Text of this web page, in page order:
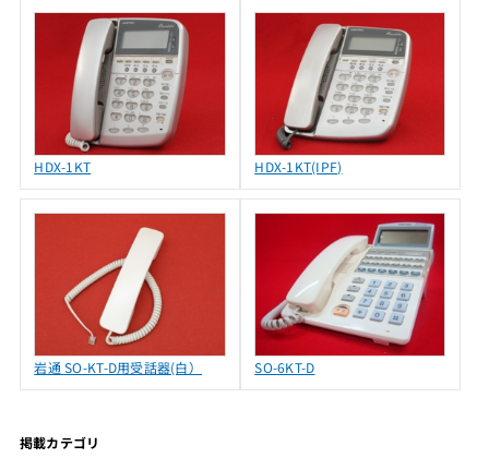
HDX-1KT HDX-1KT(IPF)
岩通 SO-KT-D用受話器(白） SO-6KT-D
掲載カテゴリ